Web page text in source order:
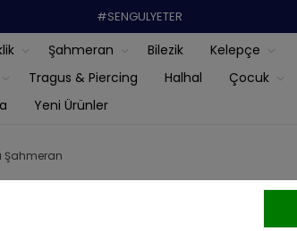
#SENGULYETER
Şahmeran Bilezik
Kelepçe
Tragus & Piercing Halhal
Çocuk
Yeni Ürünler
Şahmeran
14 Ayar